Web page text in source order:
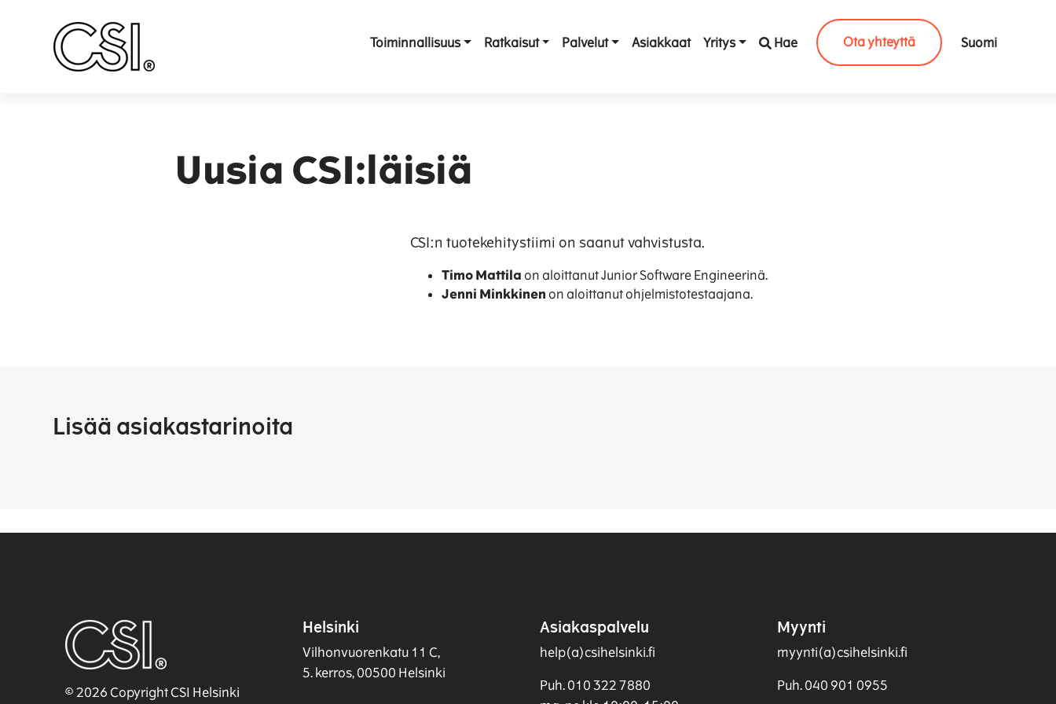
Päävalikko
Toiminnallisuus Ratkaisut Palvelut Asiakkaat Yritys Hae Ota yhteyttä Suomi
Uusia CSI:läisiä
CSI:n tuotekehitystiimi on saanut vahvistusta.
Timo Mattila on aloittanut Junior Software Engineerinä.
Jenni Minkkinen on aloittanut ohjelmistotestaajana.
Lisää asiakastarinoita
© 2026 Copyright CSI Helsinki
Helsinki
Vilhonvuorenkatu 11 C,
5. kerros, 00500 Helsinki
Asiakaspalvelu
help(a)csihelsinki.fi
Puh. 010 322 7880
Myynti
myynti(a)csihelsinki.fi
Puh. 040 901 0955